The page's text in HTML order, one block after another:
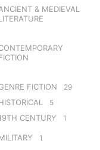
& MEDIEVAL
FICTION 29
5
CENTURY 1
1